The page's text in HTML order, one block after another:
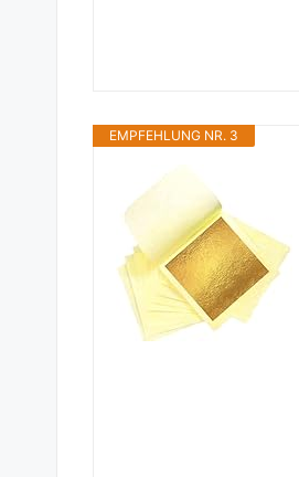
EMPFEHLUNG NR. 3